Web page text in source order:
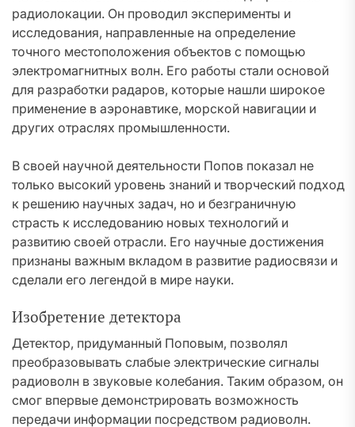
радиолокации. Он проводил эксперименты и
исследования, направленные на определение
точного местоположения объектов с помощью
электромагнитных волн. Его работы стали основой
для разработки радаров, которые нашли широкое
применение в аэронавтике, морской навигации и
других отраслях промышленности.
В своей научной деятельности Попов показал не
только высокий уровень знаний и творческий подход
к решению научных задач, но и безграничную
страсть к исследованию новых технологий и
развитию своей отрасли. Его научные достижения
признаны важным вкладом в развитие радиосвязи и
сделали его легендой в мире науки.
Изобретение детектора
Детектор, придуманный Поповым, позволял
преобразовывать слабые электрические сигналы
радиоволн в звуковые колебания. Таким образом, он
смог впервые демонстрировать возможность
передачи информации посредством радиоволн.